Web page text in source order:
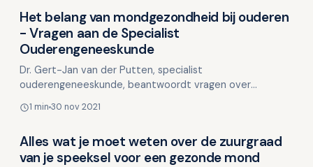
Mondgezondheid in relatie tot algehele gezondheid
Het belang van mondgezondheid bij ouderen
- Vragen aan de Specialist
Ouderengeneeskunde
Dr. Gert-Jan van der Putten, specialist
ouderengeneeskunde, beantwoordt vragen over
een specialist oudere…
1 min 30 nov 2021
Mondgezondheid in relatie tot algehele gezondheid
Alles wat je moet weten over de zuurgraad
van je speeksel voor een gezonde mond